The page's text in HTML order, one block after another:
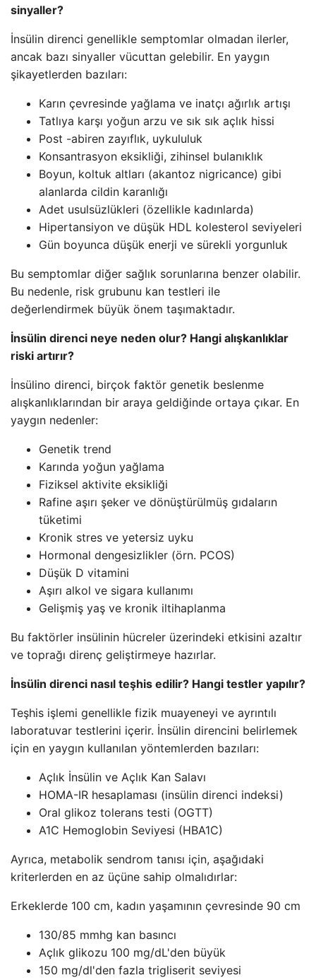
sinyaller?
İnsülin direnci genellikle semptomlar olmadan ilerler,
ancak bazı sinyaller vücuttan gelebilir. En yaygın
şikayetlerden bazıları:
Karın çevresinde yağlama ve inatçı ağırlık artışı
Tatlıya karşı yoğun arzu ve sık sık açlık hissi
Post -abiren zayıflık, uykululuk
Konsantrasyon eksikliği, zihinsel bulanıklık
Boyun, koltuk altları (akantoz nigricance) gibi
alanlarda cildin karanlığı
Adet usulsüzlükleri (özellikle kadınlarda)
Hipertansiyon ve düşük HDL kolesterol seviyeleri
Gün boyunca düşük enerji ve sürekli yorgunluk
Bu semptomlar diğer sağlık sorunlarına benzer olabilir.
Bu nedenle, risk grubunu kan testleri ile
değerlendirmek büyük önem taşımaktadır.
İnsülin direnci neye neden olur? Hangi alışkanlıklar
riski artırır?
İnsülino direnci, birçok faktör genetik beslenme
alışkanlıklarından bir araya geldiğinde ortaya çıkar. En
yaygın nedenler:
Genetik trend
Karında yoğun yağlama
Fiziksel aktivite eksikliği
Rafine aşırı şeker ve dönüştürülmüş gıdaların
tüketimi
Kronik stres ve yetersiz uyku
Hormonal dengesizlikler (örn. PCOS)
Düşük D vitamini
Aşırı alkol ve sigara kullanımı
Gelişmiş yaş ve kronik iltihaplanma
Bu faktörler insülinin hücreler üzerindeki etkisini azaltır
ve toprağı direnç geliştirmeye hazırlar.
İnsülin direnci nasıl teşhis edilir? Hangi testler yapılır?
Teşhis işlemi genellikle fizik muayeneyi ve ayrıntılı
laboratuvar testlerini içerir. İnsülin direncini belirlemek
için en yaygın kullanılan yöntemlerden bazıları:
Açlık İnsülin ve Açlık Kan Salavı
HOMA-IR hesaplaması (insülin direnci indeksi)
Oral glikoz tolerans testi (OGTT)
A1C Hemoglobin Seviyesi (HBA1C)
Ayrıca, metabolik sendrom tanısı için, aşağıdaki
kriterlerden en az üçüne sahip olmalıdırlar:
Erkeklerde 100 cm, kadın yaşamının çevresinde 90 cm
130/85 mmhg kan basıncı
Açlık glikozu 100 mg/dL'den büyük
150 mg/dl'den fazla trigliserit seviyesi